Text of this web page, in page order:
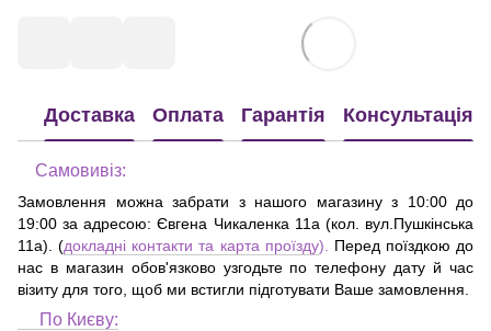
Доставка Оплата Гарантія Консультація
Самовивіз:
Замовлення можна забрати з нашого магазину з 10:00 до
19:00 за адресою:Євгена Чикаленка 11а (кол. вул.Пушкінська
11а). (докладні контакти та карта проїзду). Перед поїздкою до
нас в магазин обов'язково узгодьте по телефону дату й час
візиту для того, щоб ми встигли підготувати Ваше замовлення.
По Києву: